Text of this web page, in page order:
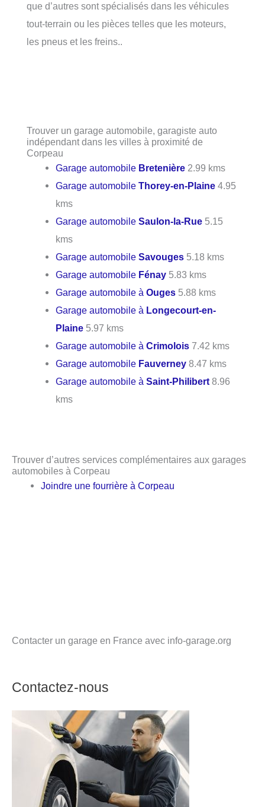
que d’autres sont spécialisés dans les véhicules
tout-terrain ou les pièces telles que les moteurs,
les pneus et les freins..
Trouver un garage automobile, garagiste auto
indépendant dans les villes à proximité de
Corpeau
Garage automobile Bretenière 2.99 kms
Garage automobileThorey-en-Plaine 4.95
kms
Garage automobileSaulon-la-Rue 5.15
kms
Garage automobileSavouges 5.18 kms
Garage automobile Fénay 5.83 kms
Garage automobile àOuges 5.88 kms
Garage automobile à Longecourt-en-
Plaine 5.97 kms
Garage automobile àCrimolois 7.42 kms
Garage automobile Fauverney 8.47 kms
Garage automobile àSaint-Philibert 8.96
kms
Trouver d’autres services complémentaires aux garages
automobiles à Corpeau
Joindre une fourrière à Corpeau
Contacter un garage en France avec info-garage.org
Contactez-nous